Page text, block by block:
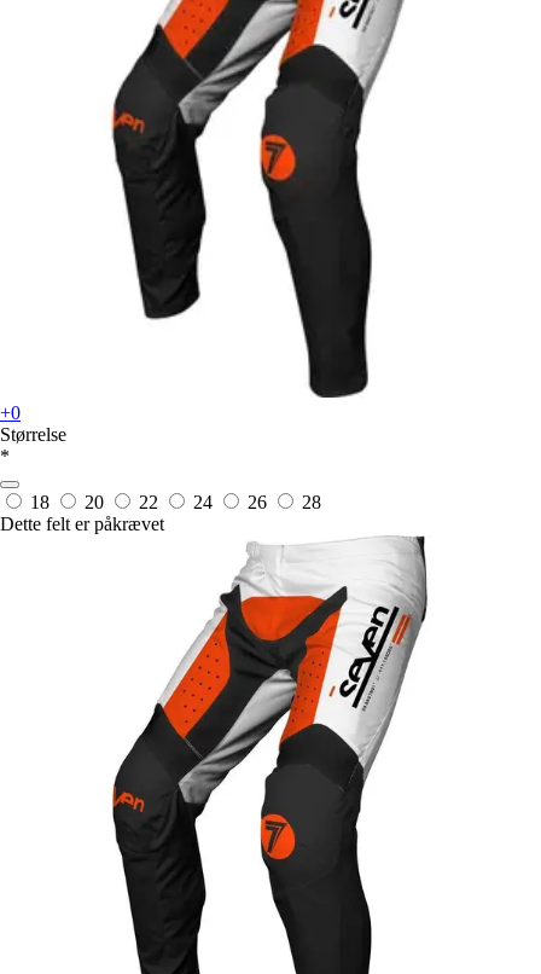
+0
Størrelse
*
18 20 22 24 26
28
Dette felt er påkrævet